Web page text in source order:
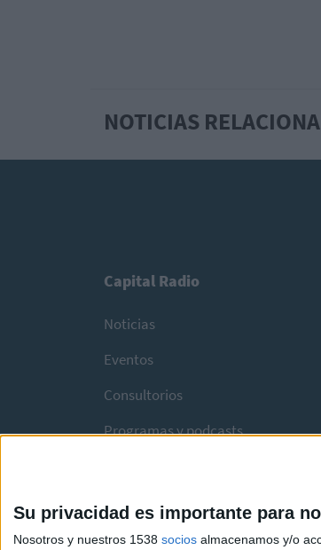
Su privacidad es importante para
Nosotros y nuestros 1538 socios almacenamos y/o
NOTICIAS
Capital Radio
Noticias
Eventos
Consultorios
Programas y podcasts